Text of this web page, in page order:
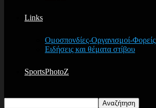
Links
Ομοσπονδίες-Οργανισμοί-Φορείς
Ειδήσεις και θέματα στίβου
SportsPhotoZ